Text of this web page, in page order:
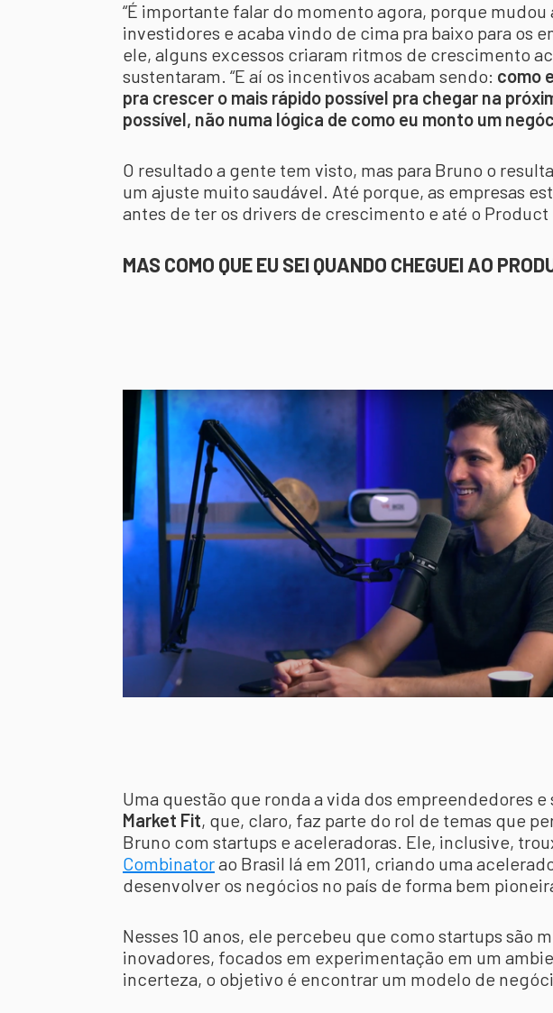
“É importante falar do momento agora, porque mudou
investidores e acaba vindo de cima pra baixo para os
ele, alguns excessos criaram ritmos de crescimento
sustentaram. “E aí os incentivos acabam sendo: como
pra crescer o mais rápido possível pra chegar na
possível, não numa lógica de como eu monto um
O resultado a gente tem visto, mas para Bruno o
um ajuste muito saudável. Até porque, as empresas
antes de ter os drivers de crescimento e até o
MAS COMO QUE EU SEI QUANDO CHEGUEI AO
Uma questão que ronda a vida dos empreendedores e
Market Fit, que, claro, faz parte do rol de temas que
Bruno com startups e aceleradoras. Ele, inclusive,
Combinatorao Brasil lá em 2011, criando uma
desenvolver os negócios no país de forma bem
Nesses 10 anos, ele percebeu que como startups são
inovadores, focados em experimentação em um
incerteza, o objetivo é encontrar um modelo de